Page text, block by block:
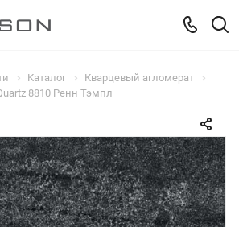
Каталог
Кварцевый агломерат
8810 Ренн Тэмпл